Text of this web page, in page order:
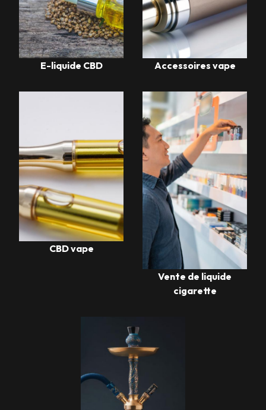
E-liquide CBD Accessoires vape
CBD vape
Vente de liquide
cigarette